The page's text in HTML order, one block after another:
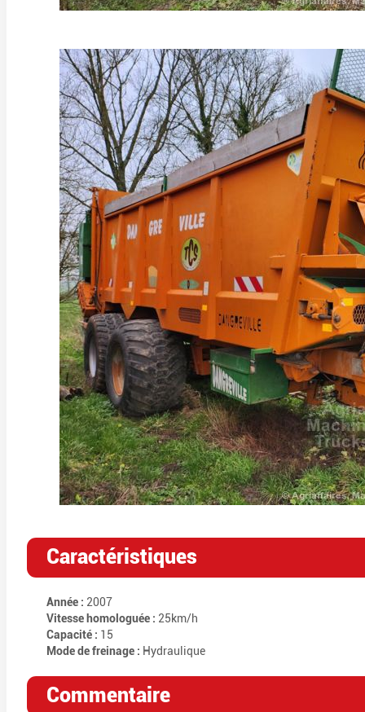
Caractéristiques
Année : 2007
Vitesse homologuée : 25km/h
Capacité : 15
Mode de freinage : Hydraulique
Commentaire